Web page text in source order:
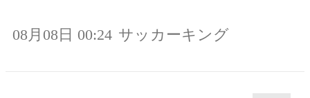
08月08日 00:24 サッカーキング